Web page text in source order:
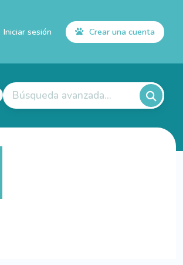
Iniciar sesión Crear una cuenta
Búsqueda avanzada...